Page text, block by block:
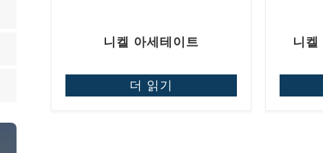
니켈 아세테이트
더 읽기
니켈